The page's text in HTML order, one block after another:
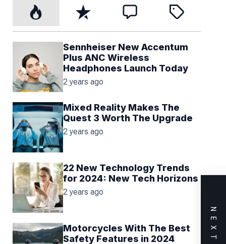
P
o
p
l
a
r
R
e
n
t
C
o
e
n
t
T
a
e
d
Sennheiser New Accentum
Plus ANC Wireless
Headphones Launch Today
2 years ago
Mixed Reality Makes The
Quest 3 Worth The Upgrade
2 years ago
22 New Technology Trends
for 2024: New Tech Horizons
2 years ago
Motorcycles With The Best
Safety Features in 2024
NEXT